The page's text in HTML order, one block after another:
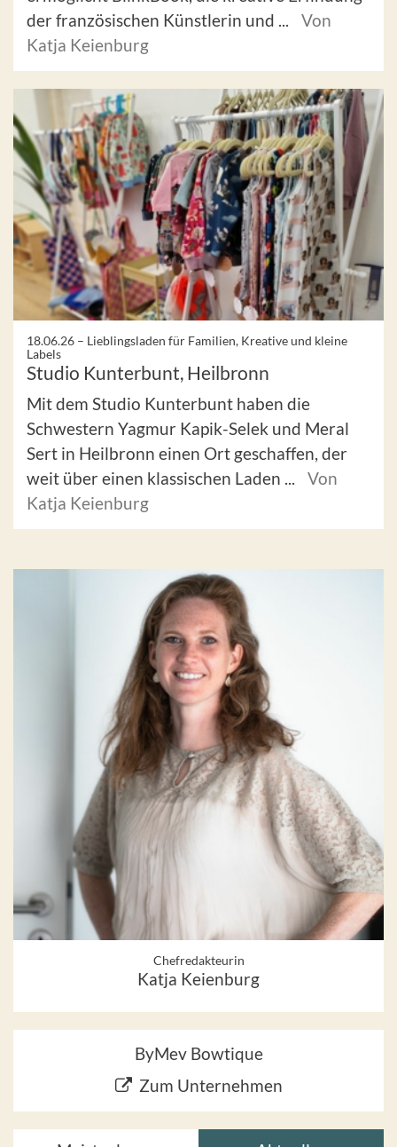
der französischen Künstlerin und ...
Von
Katja Keienburg
18.06.26 – Lieblingsladen für Familien, Kreative und kleine
Labels
Studio Kunterbunt, Heilbronn
Mit dem Studio Kunterbunt haben die
Schwestern Yagmur Kapik-Selek und Meral
Sert in Heilbronn einen Ort geschaffen, der
weit über einen klassischen Laden ...
Von
Katja Keienburg
Chefredakteurin
Katja Keienburg
ByMev Bowtique
Zum Unternehmen